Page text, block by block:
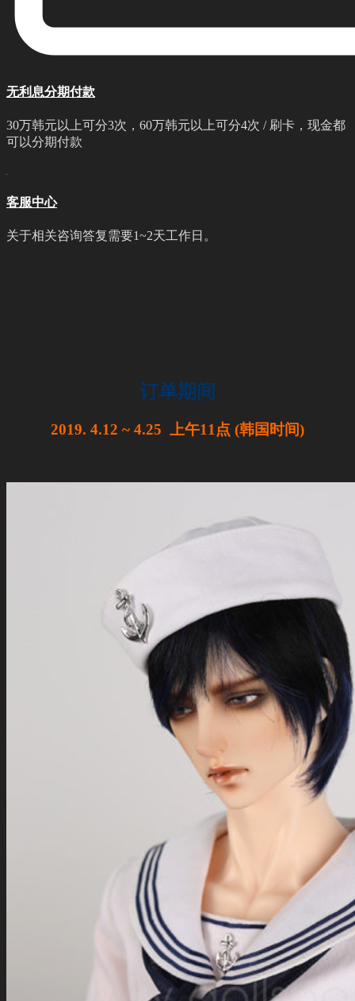
无利息分期付款
30万韩元以上可分3次，60万韩元以上可分4次 / 刷卡，现金都
可以分期付款
客服中心
关于相关咨询答复需要1~2天工作日。
订单期间
2019. 4.12 ~ 4.25 上午11点 (韩国时间)